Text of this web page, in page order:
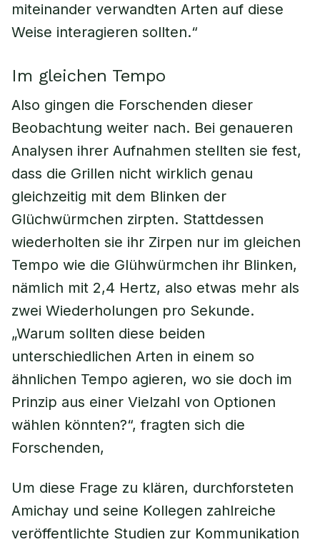
miteinander verwandten Arten auf diese
Weise interagieren sollten.“
Im gleichen Tempo
Also gingen die Forschenden dieser
Beobachtung weiter nach. Bei genaueren
Analysen ihrer Aufnahmen stellten sie fest,
dass die Grillen nicht wirklich genau
gleichzeitig mit dem Blinken der
Glüchwürmchen zirpten. Stattdessen
wiederholten sie ihr Zirpen nur im gleichen
Tempo wie die Glühwürmchen ihr Blinken,
nämlich mit 2,4 Hertz, also etwas mehr als
zwei Wiederholungen pro Sekunde.
„Warum sollten diese beiden
unterschiedlichen Arten in einem so
ähnlichen Tempo agieren, wo sie doch im
Prinzip aus einer Vielzahl von Optionen
wählen könnten?“, fragten sich die
Forschenden,
Um diese Frage zu klären, durchforsteten
Amichay und seine Kollegen zahlreiche
veröffentlichte Studien zur Kommunikation